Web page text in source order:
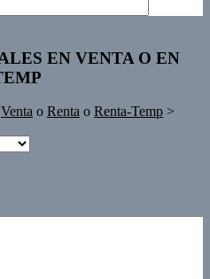
EN VENTA O EN
Venta o Renta o Renta-Temp >